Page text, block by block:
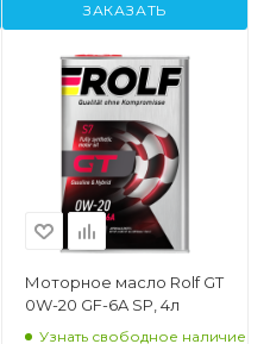
ЗАКАЗАТЬ
Моторное масло Rolf GT
0W-20 GF-6A SP, 4л
Узнать свободное наличие